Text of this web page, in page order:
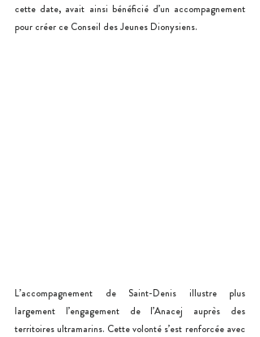
cette date, avait ainsi bénéficié d’un accompagnement
pour créer ce Conseil des Jeunes Dionysiens.
L’accompagnement de Saint-Denis illustre plus
largement l’engagement de l’Anacej auprès des
territoires ultramarins. Cette volonté s’est renforcée avec